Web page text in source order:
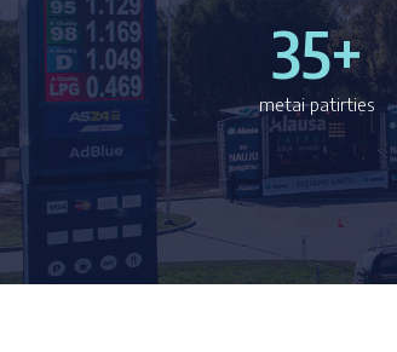
35+
metai patirties